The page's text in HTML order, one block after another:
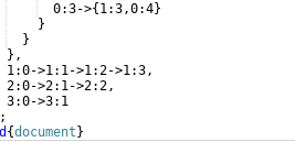
  0:3->
{ 1:3,0:4}
}
}
} ,
1:0->1:1->1:2->1:3,
2:0->2:1->2:2,
3:0->3:1
;
{document }